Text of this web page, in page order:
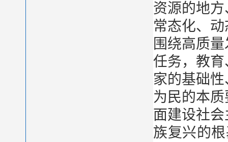
资源的地
常态化、
围绕高质
任务，教
家的基础
为民的本
面建设社
族复兴的